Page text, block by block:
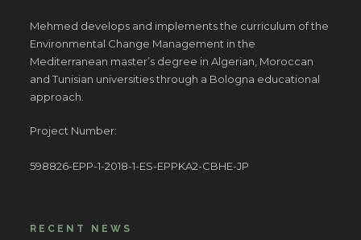
Mehmed develops and implements the curriculum of the
Environmental Change Management in the
Mediterranean master’s degree in Algerian, Moroccan
and Tunisian universities through a Bologna educational
approach.
Project Number:
598826-EPP-1-2018-1-ES-EPPKA2-CBHE-JP
RECENT NEWS